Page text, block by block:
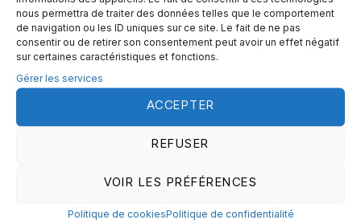
nous permettra de traiter des données telles que le comportement
de navigation ou les ID uniques sur ce site. Le fait de ne pas
consentir ou de retirer son consentement peut avoir un effet négatif
sur certaines caractéristiques et fonctions.
Gérer les services
ACCEPTER
REFUSER
VOIR LES PRÉFÉRENCES
Politique de cookiesPolitique de confidentialité
Simagic TB-1 : un frein à main
marché hardware simracing, Simagic peut se targuer de